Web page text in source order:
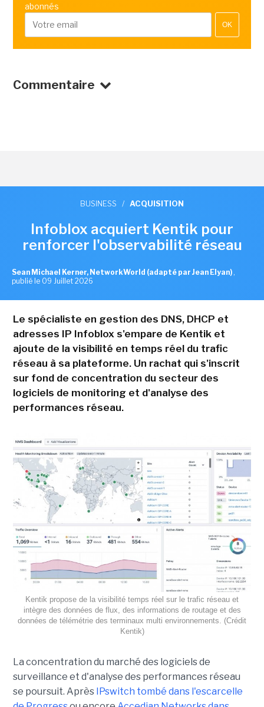
abonnés
OK
Commentaire
BUSINESS / ACQUISITION
Infoblox acquiert Kentik pour
renforcer l'observabilité réseau
Sean Michael Kerner, NetworkWorld (adapté par Jean Elyan) ,
publié le 09 Juillet 2026
Le spécialiste en gestion des DNS, DHCP et
adresses IP Infoblox s'empare de Kentik et
ajoute de la visibilité en temps réel du trafic
réseau à sa plateforme. Un rachat qui s'inscrit
sur fond de concentration du secteur des
logiciels de monitoring et d'analyse des
performances réseau.
Kentik propose de la visibilité temps réel sur le trafic réseau et
intègre des données de flux, des informations de routage et des
données de télémétrie des terminaux multi environnements. (Crédit
Kentik)
La concentration du marché des logiciels de
surveillance et d'analyse des performances réseau
se poursuit. Après IPswitch tombé dans l'escarcelle